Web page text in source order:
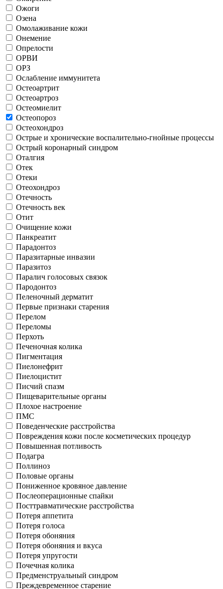
Ожоги
Озена
Омолаживание кожи
Онемение
Опрелости
ОРВИ
ОРЗ
Ослабление иммунитета
Остеоартрит
Остеоартроз
Остеомиелит
Остеопороз
Остеохондроз
Острые и хронические воспалительно-гнойные процессы
Острый коронарный синдром
Оталгия
Отек
Отеки
Отеохондроз
Отечность
Отечность век
Отит
Очищение кожи
Панкреатит
Парадонтоз
Паразитарные инвазии
Паразитоз
Паралич голосовых связок
Пародонтоз
Пеленочный дерматит
Первые признаки старения
Перелом
Переломы
Перхоть
Печеночная колика
Пигментация
Пиелонефрит
Пиелоцистит
Писчий спазм
Пищеварительные органы
Плохое настроение
ПМС
Поведенческие расстройства
Повреждения кожи после косметических процедур
Повышенная потливость
Подагра
Поллиноз
Половые органы
Пониженное кровяное давление
Послеоперационные спайки
Посттравматические расстройства
Потеря аппетита
Потеря голоса
Потеря обоняния
Потеря обоняния и вкуса
Потеря упругости
Почечная колика
Предменструальный синдром
Преждевременное старение